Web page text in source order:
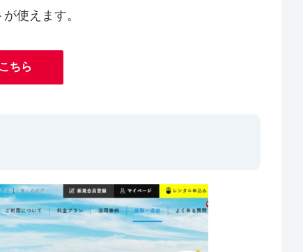
使えます。
ちら